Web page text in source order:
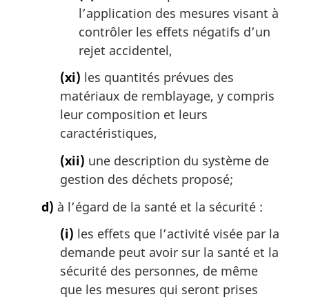
l’application des mesures visant à
contrôler les effets négatifs d’un
rejet accidentel,
(xi) les quantités prévues des
matériaux de remblayage, y compris
leur composition et leurs
caractéristiques,
(xii) une description du système de
gestion des déchets proposé;
d) à l’égard de la santé et la sécurité :
(i) les effets que l’activité visée par la
demande peut avoir sur la santé et la
sécurité des personnes, de même
que les mesures qui seront prises